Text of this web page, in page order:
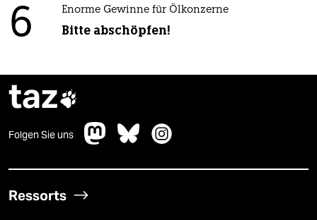
6 Enorme Gewinne für Ölkonzerne
Bitte abschöpfen!
taz
Folgen Sie uns
Ressorts